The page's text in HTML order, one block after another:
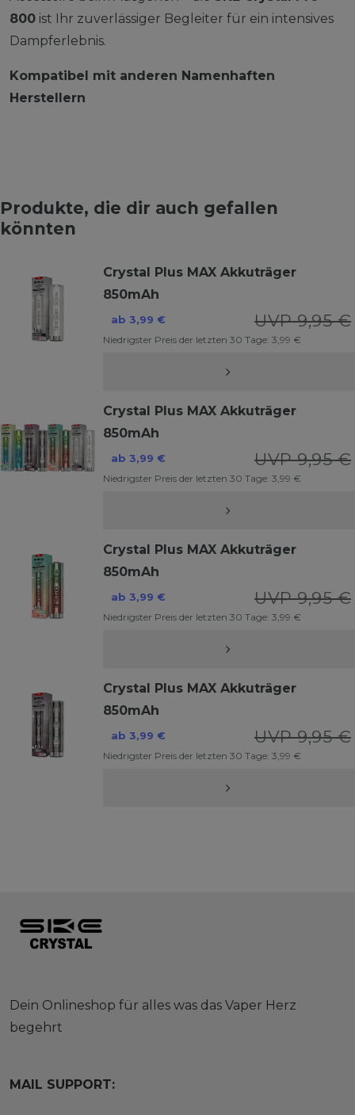
800 ist Ihr zuverlässiger Begleiter für ein intensives
Dampferlebnis.
Kompatibel mit anderen Namenhaften
Herstellern
Produkte, die dir auch gefallen
könnten
Crystal Plus MAX Akkuträger
850mAh
UVP 9,95 €
ab 3,99 €
Niedrigster Preis der letzten 30 Tage: 3,99 €
Crystal Plus MAX Akkuträger
850mAh
UVP 9,95 €
ab 3,99 €
Niedrigster Preis der letzten 30 Tage: 3,99 €
Crystal Plus MAX Akkuträger
850mAh
UVP 9,95 €
ab 3,99 €
Niedrigster Preis der letzten 30 Tage: 3,99 €
Crystal Plus MAX Akkuträger
850mAh
UVP 9,95 €
ab 3,99 €
Niedrigster Preis der letzten 30 Tage: 3,99 €
Dein Onlineshop für alles was das Vaper Herz
begehrt
MAIL SUPPORT: